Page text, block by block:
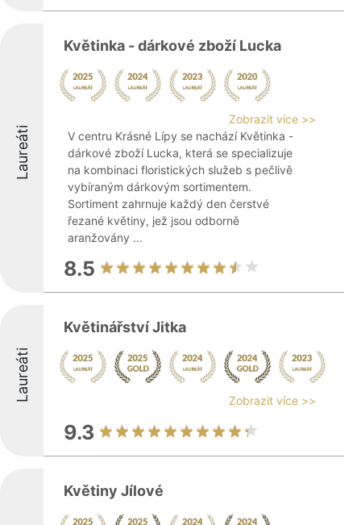
Laureáti
Květinka - dárkové zboží Lucka
Zobrazit více >>
V centru Krásné Lípy se nachází Květinka -
dárkové zboží Lucka, která se specializuje
na kombinaci floristických služeb s pečlivě
vybíraným dárkovým sortimentem.
Sortiment zahrnuje každý den čerstvé
řezané květiny, jež jsou odborně
aranžovány ...
8.5
Laureáti
Květinářství Jitka
Zobrazit více >>
9.3
Květiny Jílové